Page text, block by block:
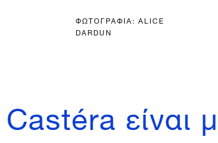
ΦΩΤΟΓΡΑΦΙΑ: ALICE
DARDUN
είναι